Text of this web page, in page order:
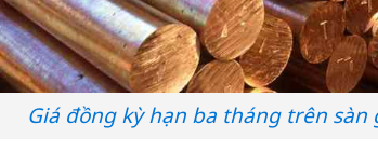
Giá đồng kỳ hạn ba tháng trên